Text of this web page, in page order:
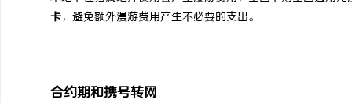
卡，避免额外漫游费用产生不必要的支出。
合约期和携号转网